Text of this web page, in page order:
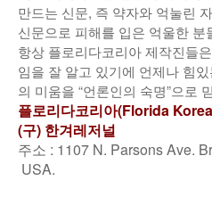
만드는 신문, 즉 약자와 억눌린
신문으로 피해를 입은 억울한 분
항상 플로리다코리아 제작진들
임을 잘 알고 있기에 언제나 힘
의 미움을 “언론인의 숙명”으로
플로리다코리아(Florida
(구) 한겨레저널
주소 : 1107 N. Parsons Ave.
USA.